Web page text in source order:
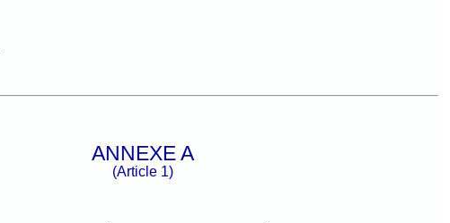
ANNEXE A
(Article 1)